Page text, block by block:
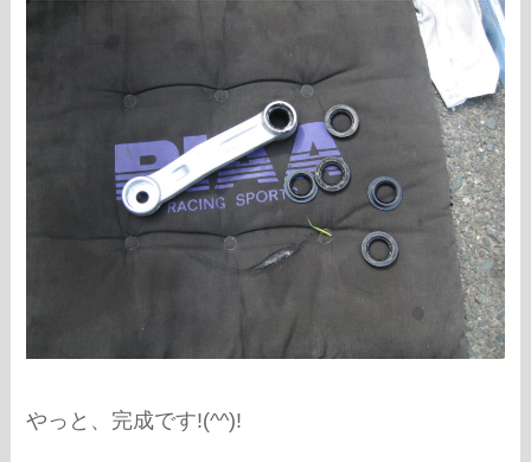
やっと、完成です!(^^)!